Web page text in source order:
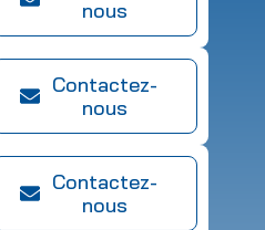
nous
Contactez-
nous
Contactez-
nous